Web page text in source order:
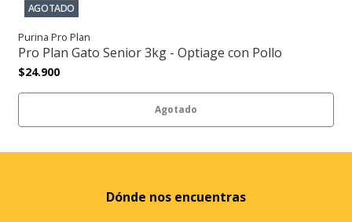
AGOTADO
Purina Pro Plan
Pro Plan Gato Senior 3kg - Optiage con Pollo
$24.900
Agotado
Dónde nos encuentras